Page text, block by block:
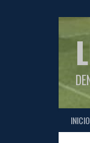
INICIO